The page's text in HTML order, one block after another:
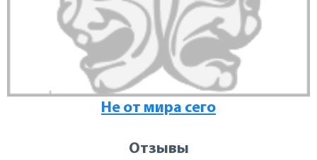
Не от мира сего
Отзывы